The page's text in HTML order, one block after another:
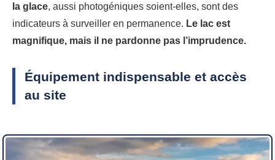
la glace, aussi photogéniques soient-elles, sont des
indicateurs à surveiller en permanence. Le lac est
magnifique, mais il ne pardonne pas l’imprudence.
Équipement indispensable et accès
au site